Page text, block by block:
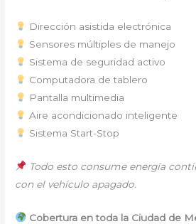
Dirección asistida electrónica
Sensores múltiples de manejo
Sistema de seguridad activo
Computadora de tablero
Pantalla multimedia
Aire acondicionado inteligente
Sistema Start-Stop
Todo esto consume energía
con el vehículo apagado.
Cobertura en toda la Ciudad de